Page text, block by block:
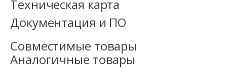
Техническая карта
Документация и ПО
Совместимые товары
Аналогичные товары